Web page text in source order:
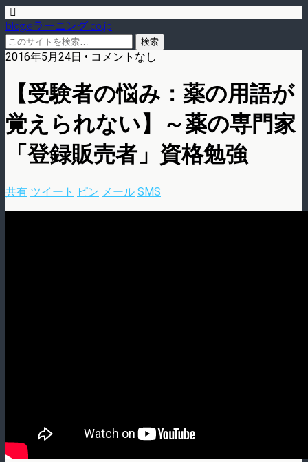
blog.eラーニング.co.jp
2016年5月24日 • コメントなし
【受験者の悩み：薬の用語が
覚えられない】～薬の専門家
「登録販売者」資格勉強
共有 ツイート ピン メール SMS